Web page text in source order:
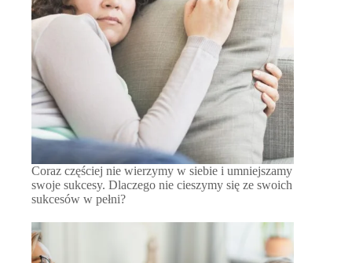
Coraz częściej nie wierzymy w siebie i umniejszamy
swoje sukcesy. Dlaczego nie cieszymy się ze swoich
sukcesów w pełni?